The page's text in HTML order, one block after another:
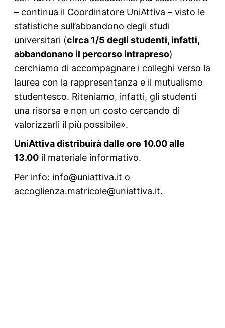
– continua il Coordinatore UniAttiva – visto le
statistiche sull’abbandono degli studi
universitari (circa 1/5 degli studenti, infatti,
abbandonano il percorso intrapreso)
cerchiamo di accompagnare i colleghi verso la
laurea con la rappresentanza e il mutualismo
studentesco. Riteniamo, infatti, gli studenti
una risorsa e non un costo cercando di
valorizzarli il più possibile».
UniAttiva distribuirà dalle ore 10.00 alle
13.00il materiale informativo.
Per info: info@uniattiva.it o
accoglienza.matricole@uniattiva.it.